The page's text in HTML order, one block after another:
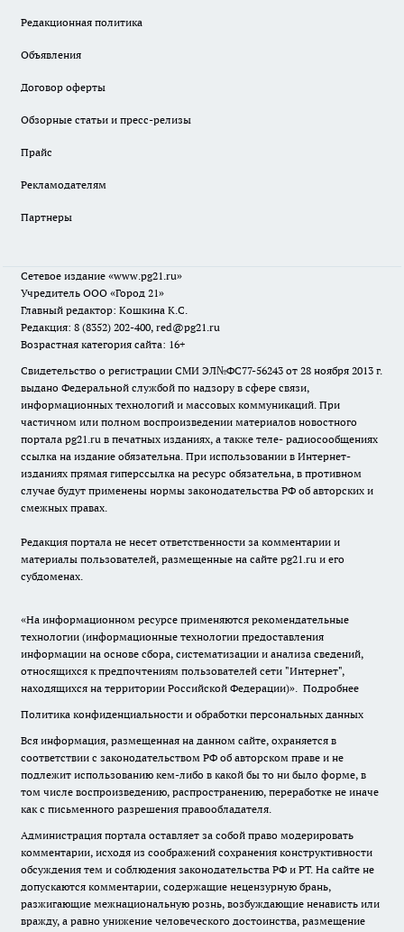
Редакционная политика
Объявления
Договор оферты
Обзорные статьи и пресс-релизы
Прайс
Рекламодателям
Партнеры
Сетевое издание «www.pg21.ru»
Учредитель ООО «Город 21»
Главный редактор: Кошкина К.С.
Редакция: 8 (8352) 202-400, red@pg21.ru
Возрастная категория сайта: 16+
Свидетельство о регистрации СМИ ЭЛ№ФС77-56243 от 28 ноября 2013 г.
выдано Федеральной службой по надзору в сфере связи,
информационных технологий и массовых коммуникаций. При
частичном или полном воспроизведении материалов новостного
портала pg21.ru в печатных изданиях, а также теле- радиосообщениях
ссылка на издание обязательна. При использовании в Интернет-
изданиях прямая гиперссылка на ресурс обязательна, в противном
случае будут применены нормы законодательства РФ об авторских и
смежных правах.
Редакция портала не несет ответственности за комментарии и
материалы пользователей, размещенные на сайте pg21.ru и его
субдоменах.
«На информационном ресурсе применяются рекомендательные
технологии (информационные технологии предоставления
информации на основе сбора, систематизации и анализа сведений,
относящихся к предпочтениям пользователей сети "Интернет",
находящихся на территории Российской Федерации)». Подробнее
Политика конфиденциальности и обработки персональных данных
Вся информация, размещенная на данном сайте, охраняется в
соответствии с законодательством РФ об авторском праве и не
подлежит использованию кем-либо в какой бы то ни было форме, в
том числе воспроизведению, распространению, переработке не иначе
как с письменного разрешения правообладателя.
Администрация портала оставляет за собой право модерировать
комментарии, исходя из соображений сохранения конструктивности
обсуждения тем и соблюдения законодательства РФ и РТ. На сайте не
допускаются комментарии, содержащие нецензурную брань,
разжигающие межнациональную рознь, возбуждающие ненависть или
вражду, а равно унижение человеческого достоинства, размещение